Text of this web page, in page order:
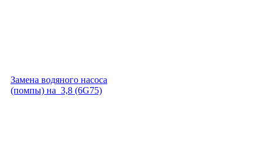
Замена водяного насоса
(помпы) на 3,8 (6G75)